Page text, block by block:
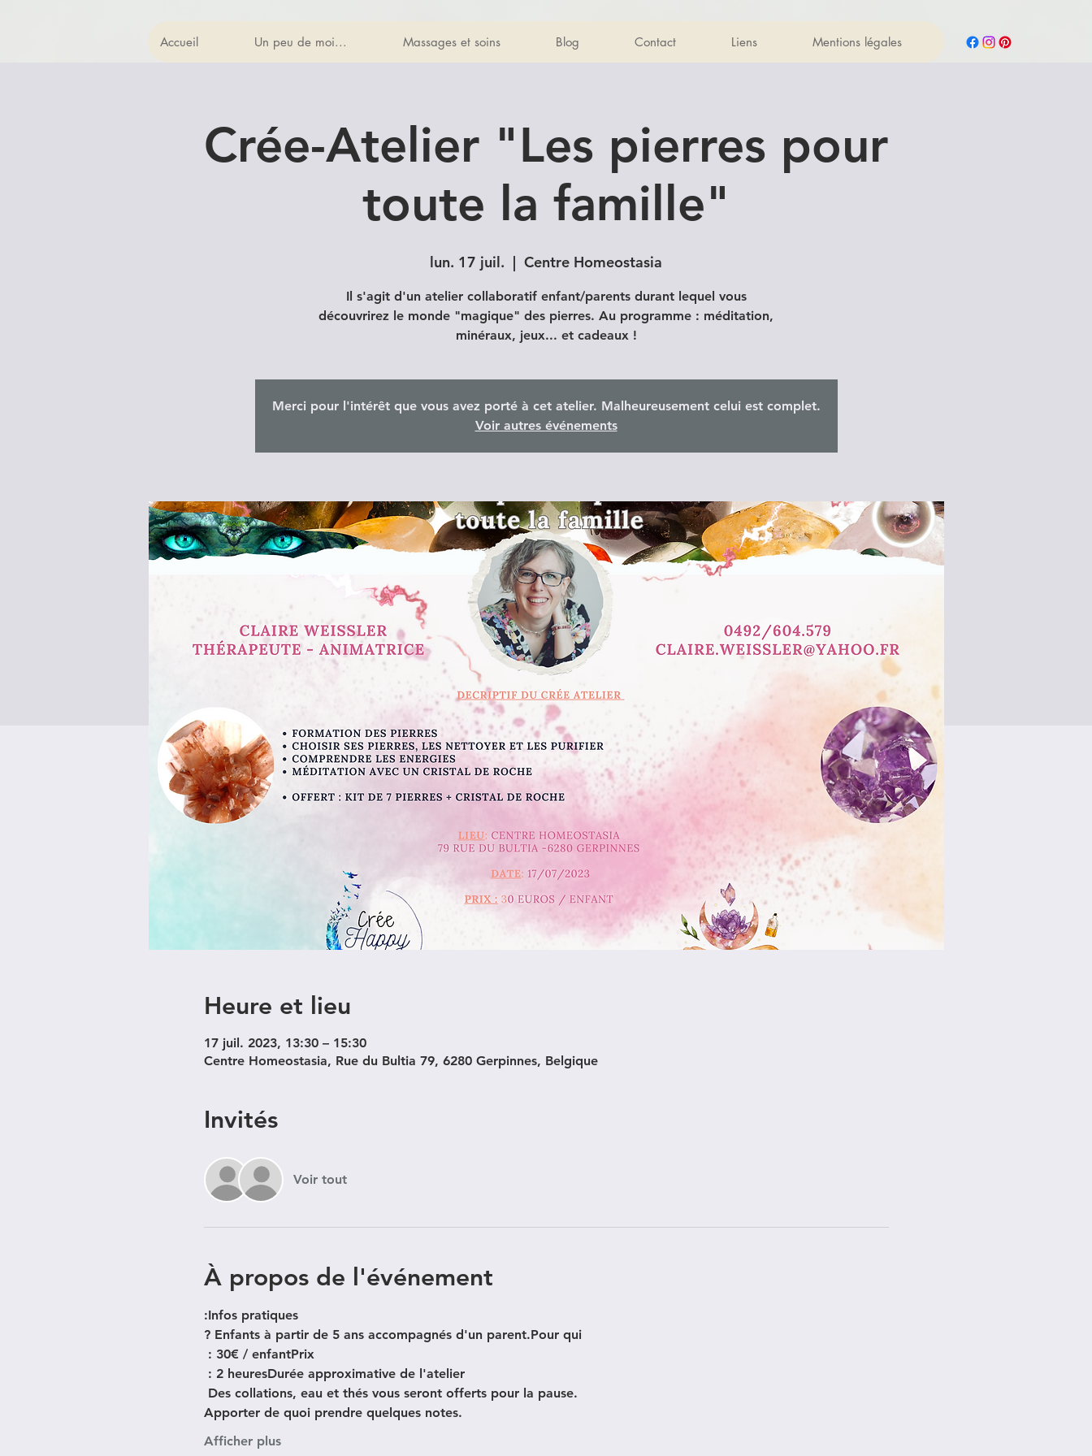
Accueil Un peu de moi... Massages et soins Blog Contact Liens Mentions légales
Crée-Atelier "Les pierres pour
toute la famille"
lun. 17 juil.
  |
Centre Homeostasia
Il s'agit d'un atelier collaboratif enfant/parents durant lequel vous
découvrirez le monde "magique" des pierres. Au programme : méditation,
minéraux, jeux... et cadeaux !
Merci pour l'intérêt que vous avez porté à cet atelier. Malheureusement celui est complet.
Voir autres événements
Heure et lieu
17 juil. 2023, 13:30 – 15:30
Centre Homeostasia, Rue du Bultia 79, 6280 Gerpinnes, Belgique
Invités
Voir tout
À propos de l'événement
:Infos pratiques
? Enfants à partir de 5 ans accompagnés d'un parent.Pour qui
: 30€ / enfantPrix
: 2 heuresDurée approximative de l'atelier
Des collations, eau et thés vous seront offerts pour la pause.
Apporter de quoi prendre quelques notes.
Afficher plus